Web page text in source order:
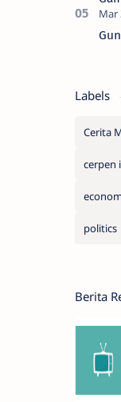
Labels
politics
Berita